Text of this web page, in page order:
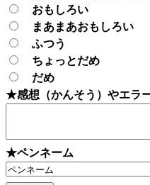
おもしろい
まあまあおもしろい
ふつう
ちょっとだめ
だめ
★感想（かんそう）やエラ
★ペンネーム